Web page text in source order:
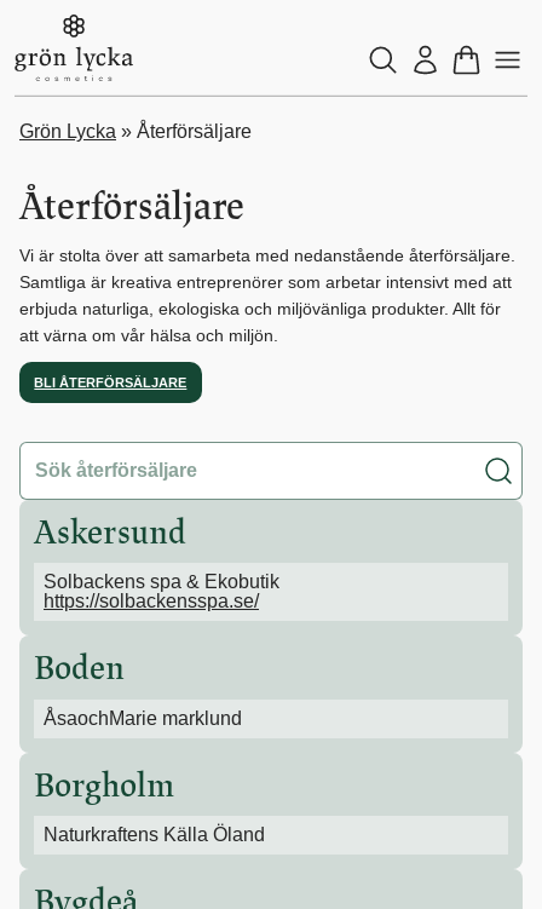
Grön Lycka » Återförsäljare
Återförsäljare
Vi är stolta över att samarbeta med nedanstående återförsäljare.
Samtliga är kreativa entreprenörer som arbetar intensivt med att
erbjuda naturliga, ekologiska och miljövänliga produkter. Allt för
att värna om vår hälsa och miljön.
BLI ÅTERFÖRSÄLJARE
Askersund
Solbackens spa & Ekobutik
https://solbackensspa.se/
Boden
ÅsaochMarie marklund
Borgholm
Naturkraftens Källa Öland